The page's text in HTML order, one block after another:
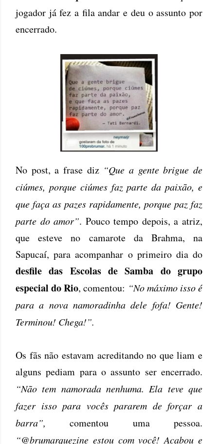
jogador já fez a fila andar e deu o assunto por
encerrado.
No post, a frase diz “Que a gente brigue de
ciúmes, porque ciúmes faz parte da paixão, e
que faça as pazes rapidamente, porque paz faz
parte do amor”. Pouco tempo depois, a atriz,
que esteve no camarote da Brahma, na
Sapucaí, para acompanhar o primeiro dia do
desfile das Escolas de Samba do grupo
especial do Rio, comentou: “No máximo isso é
para a nova namoradinha dele fofa! Gente!
Terminou! Chega!”.
Os fãs não estavam acreditando no que liam e
alguns pediam para o assunto ser encerrado.
“Não tem namorada nenhuma. Ela teve que
fazer isso para vocês pararem de forçar a
barra”, comentou uma pessoa.
“@brumarquezine estou com você! Acabou e